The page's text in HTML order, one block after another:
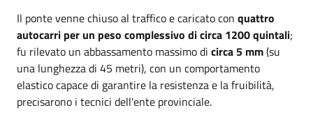
Il ponte venne chiuso al traffico e caricato con quattro
autocarri per un peso complessivo di circa 1200 quintali;
fu rilevato un abbassamento massimo di circa 5 mm(su
una lunghezza di 45 metri), con un comportamento
elastico capace di garantire la resistenza e la fruibilità,
precisarono i tecnici dell'ente provinciale.